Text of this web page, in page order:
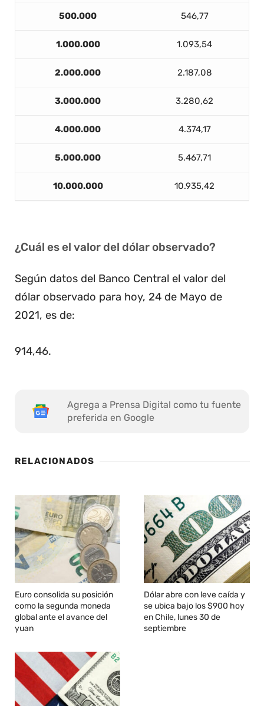
500.000 546,77
1.000.000 1.093,54
2.000.000 2.187,08
3.000.000 3.280,62
4.000.000 4.374,17
5.000.000 5.467,71
10.000.000 10.935,42
¿Cuál es el valor del dólar observado?
Según datos del Banco Central el valor del
dólar observado para hoy, 24 de Mayo de
2021, es de:
914,46.
Agrega a Prensa Digital como tu fuente
preferida en Google
RELACIONADOS
Euro consolida su posición
como la segunda moneda
global ante el avance del
yuan
Dólar abre con leve caída y
se ubica bajo los $900 hoy
en Chile, lunes 30 de
septiembre